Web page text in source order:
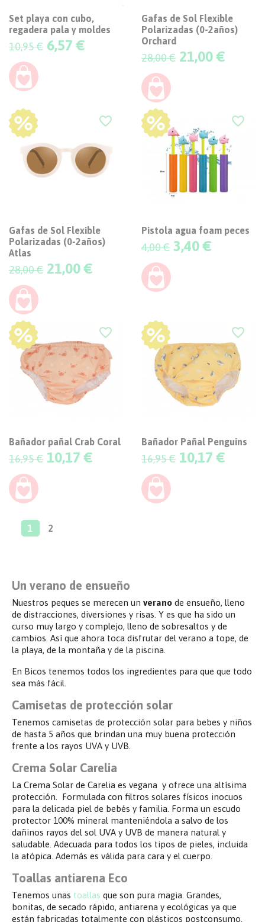
Set playa con cubo,
regadera pala y moldes
10,95 € Precio
6,57 €
Gafas de Sol Flexible
Polarizadas (0-2años)
Orchard
28,00 € Precio
21,00 €
Gafas de Sol Flexible
Polarizadas (0-2años)
Atlas
28,00 € Precio
21,00 €
-25% favorite_border
Pistola agua foam peces
4,00 € Precio
3,40 €
-15% favorite_border
Bañador pañal Crab Coral
16,95 € Precio
10,17 €
-40% favorite_border
Bañador Pañal Penguins
16,95 € Precio
10,17 €
-40% favorite_border
1 2
Un verano de ensueño
Nuestros peques se merecen un verano de ensueño, lleno
de distracciones, diversiones y risas. Y es que ha sido un
curso muy largo y complejo, lleno de sobresaltos y de
cambios. Así que ahora toca disfrutar del verano a tope, de
la playa, de la montaña y de la piscina.
En Bicos tenemos todos los ingredientes para que que todo
sea más fácil.
Camisetas de protección solar
Tenemos camisetas de protección solar para bebes y niños
de hasta 5 años que brindan una muy buena protección
frente a los rayos UVA y UVB.
Crema Solar Carelia
La Crema Solar de Carelia es vegana y ofrece una altísima
protección. Formulada con filtros solares físicos inocuos
para la delicada piel de bebés y familia. Forma un escudo
protector 100% mineral manteniéndola a salvo de los
dañinos rayos del sol UVA y UVB de manera natural y
saludable. Adecuada para todos los tipos de pieles, incluida
la atópica. Además es válida para cara y el cuerpo.
Toallas antiarena Eco
Tenemos unas toallas que son pura magia. Grandes,
bonitas, de secado rápido, antiarena y ecológicas ya que
están fabricadas totalmente con plásticos postconsumo.